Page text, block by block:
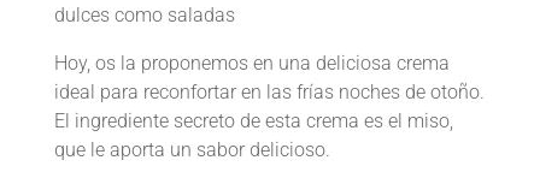
dulces como saladas
Hoy, os la proponemos en una deliciosa crema
ideal para reconfortar en las frías noches de otoño.
El ingrediente secreto de esta crema es el miso,
que le aporta un sabor delicioso.